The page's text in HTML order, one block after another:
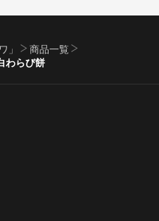
」
商品一覧
わらび餅